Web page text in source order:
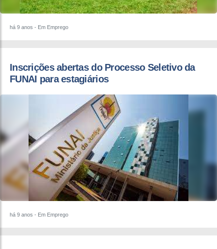
há 9 anos - Em Emprego
Inscrições abertas do Processo Seletivo da
FUNAI para estagiários
há 9 anos - Em Emprego